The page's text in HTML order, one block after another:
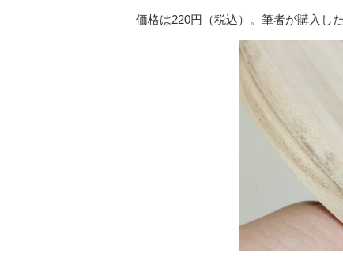
価格は220円（税込）。筆者が購入し